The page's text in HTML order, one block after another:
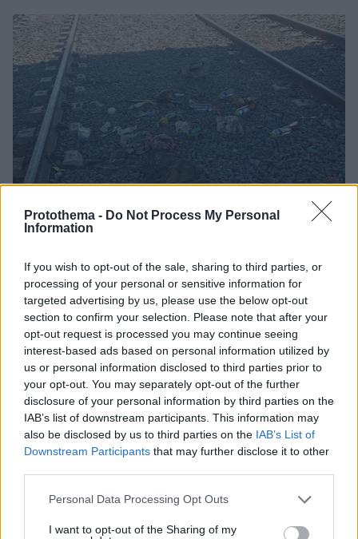
Protothema - Do Not Process My Personal
Information
If you wish to opt-out of the sale, sharing to third parties, or
processing of your personal or sensitive information for
targeted advertising by us, please use the below opt-out
section to confirm your selection. Please note that after your
opt-out request is processed you may continue seeing
interest-based ads based on personal information utilized by
us or personal information disclosed to third parties prior to
your opt-out. You may separately opt-out of the further
disclosure of your personal information by third parties on the
IAB’s list of downstream participants. This information may
also be disclosed by us to third parties on the IAB’s List of
Downstream Participants that may further disclose it to other
Please note that this website/app uses one or more Google
not limited to your visit or usage behaviour. You may click to
Personal Data Processing Opt Outs
I want to opt-out of the Sharing of my